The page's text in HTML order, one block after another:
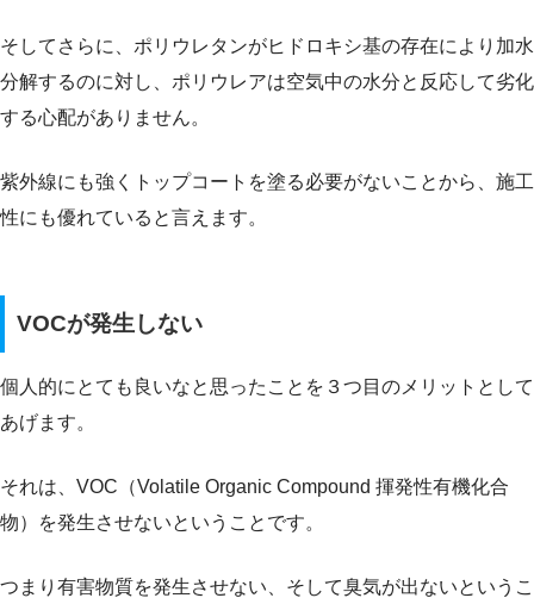
そしてさらに、ポリウレタンがヒドロキシ基の存在により加水
分解するのに対し、ポリウレアは空気中の水分と反応して劣化
する心配がありません。
紫外線にも強くトップコートを塗る必要がないことから、施工
性にも優れていると言えます。
VOCが発生しない
個人的にとても良いなと思ったことを３つ目のメリットとして
あげます。
それは、VOC（Volatile Organic Compound 揮発性有機化合
物）を発生させないということです。
つまり有害物質を発生させない、そして臭気が出ないというこ